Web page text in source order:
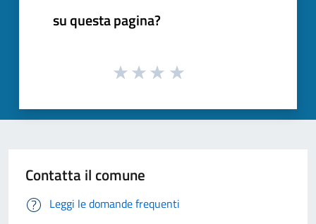
su questa pagina?
Contatta il comune
Leggi le domande frequenti